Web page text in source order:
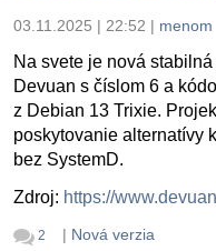
03.11.2025 | 22:52 | menom
Na svete je nová
Devuan s číslom 6 a
z Debian 13 Trixie.
poskytovanie alternatívy
bez SystemD.
Zdroj: https://
2 | Nová verzia